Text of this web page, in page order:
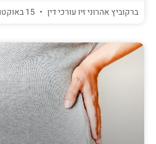
ברקוביץ אהרוני זיו עורכי דין